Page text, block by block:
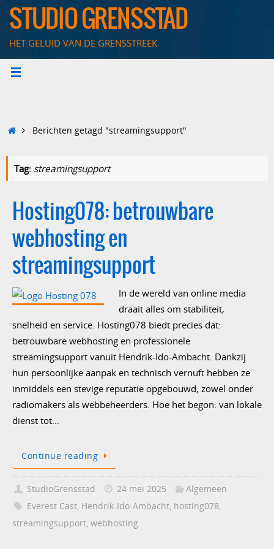
Ga
naarSTUDIO GRENSSTAD
HET GELUID VAN DE GRENSSTREEK
HomeBerichten getagd "streamingsupport"
Tag: streamingsupport
Hosting078: betrouwbare
webhosting en
streamingsupport
In de wereld van online media
draait alles om stabiliteit,
snelheid en service. Hosting078 biedt precies dat:
betrouwbare webhosting en professionele
streamingsupport vanuit Hendrik-Ido-Ambacht. Dankzij
hun persoonlijke aanpak en technisch vernuft hebben ze
inmiddels een stevige reputatie opgebouwd, zowel onder
radiomakers als webbeheerders. Hoe het begon: van lokale
dienst tot…
Continue reading
StudioGrensstad 24 mei 2025
Algemeen
Everest Cast, Hendrik-Ido-Ambacht, hosting078,
streamingsupport, webhosting